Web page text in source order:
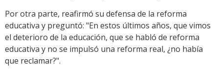
Por otra parte, reafirmó su defensa de la reforma
educativa y preguntó: "En estos últimos años, que vimos
el deterioro de la educación, que se habló de reforma
educativa y no se impulsó una reforma real, ¿no había
que reclamar?".